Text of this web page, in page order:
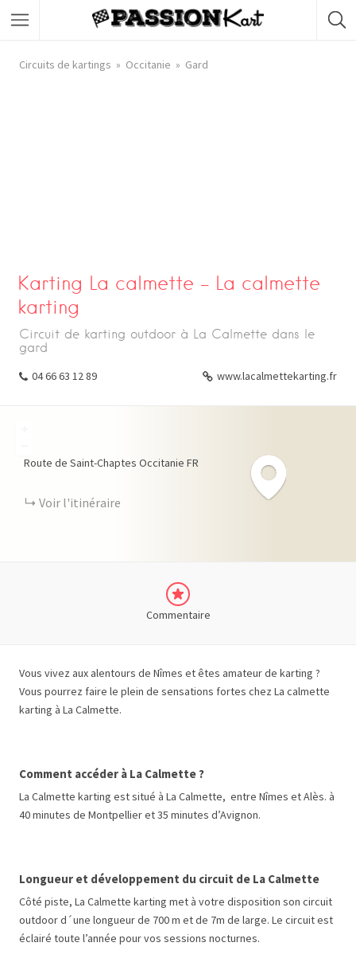
Circuits de kartings Occitanie Gard
Karting La calmette – La calmette
karting
Circuit de karting outdoor à La Calmette dans le
gard
04 66 63 12 89 www.lacalmettekarting.fr
Route de Saint-Chaptes Occitanie FR
Voir l'itinéraire
Commentaire
Vous vivez aux alentours de Nîmes et êtes amateur de karting ?
Vous pourrez faire le plein de sensations fortes chez La calmette
karting à La Calmette.
Comment accéder à La Calmette ?
La Calmette karting est situé à La Calmette, entre Nîmes et Alès. à
40 minutes de Montpellier et 35 minutes d’Avignon.
Longueur et développement du circuit de La Calmette
Côté piste, La Calmette karting met à votre disposition son circuit
outdoor d´une longueur de 700 m et de 7m de large. Le circuit est
éclairé toute l’année pour vos sessions nocturnes.